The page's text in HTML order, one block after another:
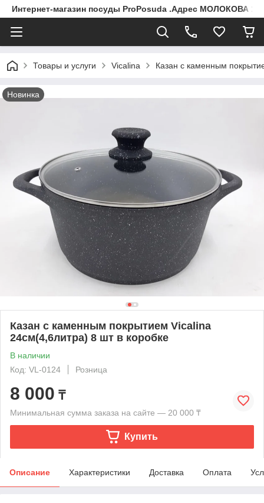
Интернет-магазин посуды ProPosuda .Адрес МОЛОКОВА
Товары и услуги Vicalina Казан с каменным
Новинка
Казан с каменным покрытием Vicalina
24см(4,6литра) 8 шт в коробке
В наличии
Код: VL-0124
Розница
8 000 ₸
Минимальная сумма заказа на сайте — 20 000 ₸
Купить
Описание Характеристики Доставка Оплата